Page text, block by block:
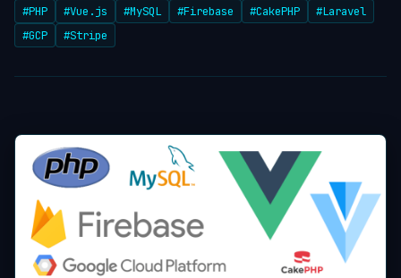
#PHP #Vue.js #MySQL #Firebase #CakePHP
#Laravel
#GCP
#Stripe